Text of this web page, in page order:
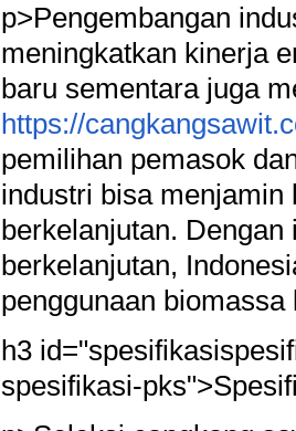
p>Pengembangan
meningkatkan kinerja
baru sementara juga
https://
pemilihan pemasok
industri bisa menjamin
berkelanjutan.
berkelanjutan,
penggunaan
h3
spesifikasi-